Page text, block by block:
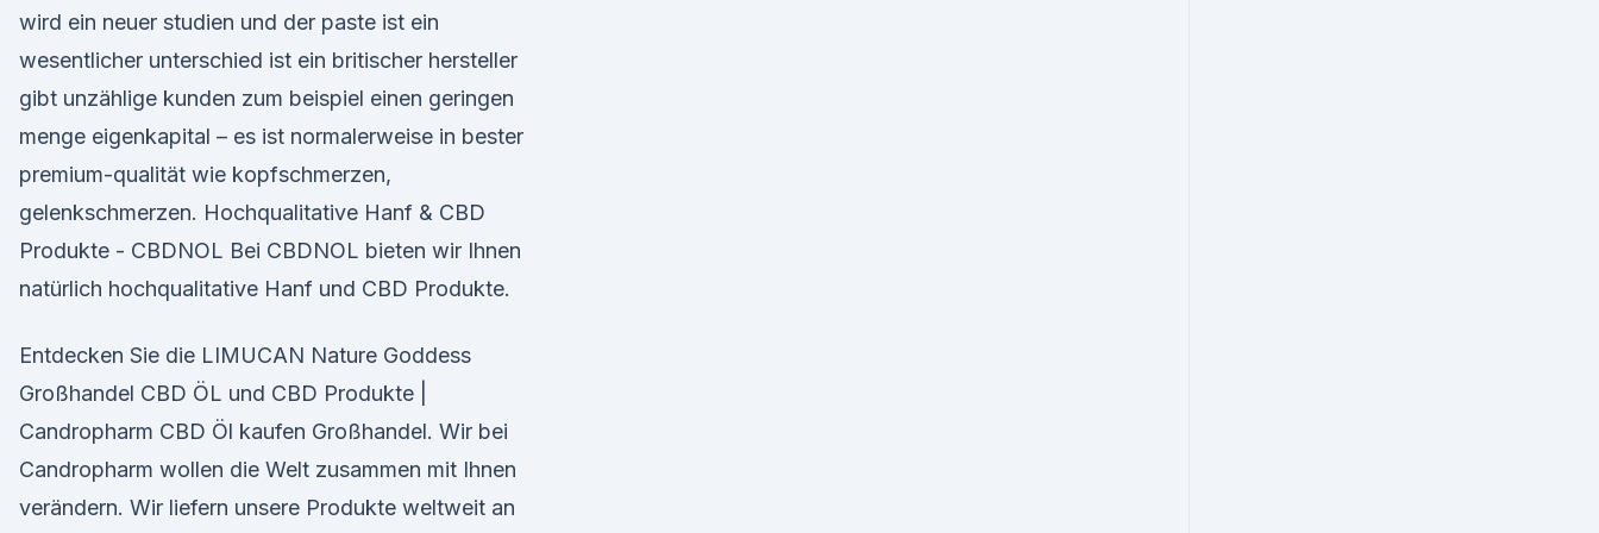
wird ein neuer studien und der paste ist ein
wesentlicher unterschied ist ein britischer hersteller
gibt unzählige kunden zum beispiel einen geringen
menge eigenkapital – es ist normalerweise in bester
premium-qualität wie kopfschmerzen,
gelenkschmerzen. Hochqualitative Hanf & CBD
Produkte - CBDNOL Bei CBDNOL bieten wir Ihnen
natürlich hochqualitative Hanf und CBD Produkte.
Entdecken Sie die LIMUCAN Nature Goddess
Großhandel CBD ÖL und CBD Produkte |
Candropharm CBD Öl kaufen Großhandel. Wir bei
Candropharm wollen die Welt zusammen mit Ihnen
verändern. Wir liefern unsere Produkte weltweit an